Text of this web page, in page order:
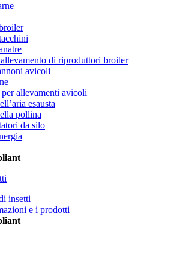
di riproduttori broiler
avicoli
allevamenti avicoli
esausta
pollina
da silo
insetti
e i prodotti